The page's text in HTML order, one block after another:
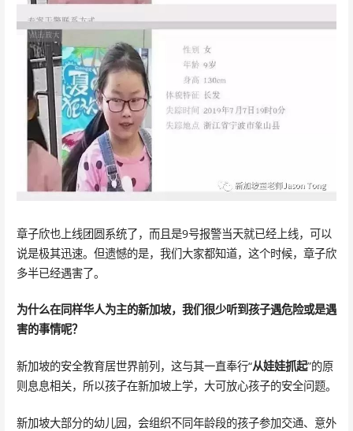
章子欣也上线团圆系统了，而且是9号报警当天就已经上线，可以
说是极其迅速。但遗憾的是，我们大家都知道，这个时候，章子欣
多半已经遇害了。
为什么在同样华人为主的新加坡，我们很少听到孩子遇危险或是遇
害的事情呢？
新加坡的安全教育居世界前列，这与其一直奉行“从娃娃抓起”的原
则息息相关，所以孩子在新加坡上学，大可放心孩子的安全问题。
新加坡大部分的幼儿园，会组织不同年龄段的孩子参加交通、意外